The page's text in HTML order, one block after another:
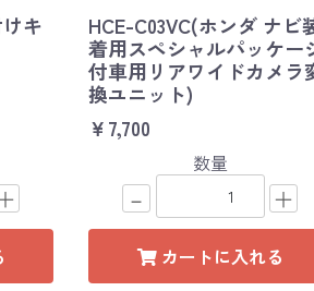
キ
HCE-C03VC(ホンダ ナビ
着用スペシャルパッケー
付車用リアワイドカメラ
換ユニット)
￥7,700
数量
－ ＋
カートに入れる